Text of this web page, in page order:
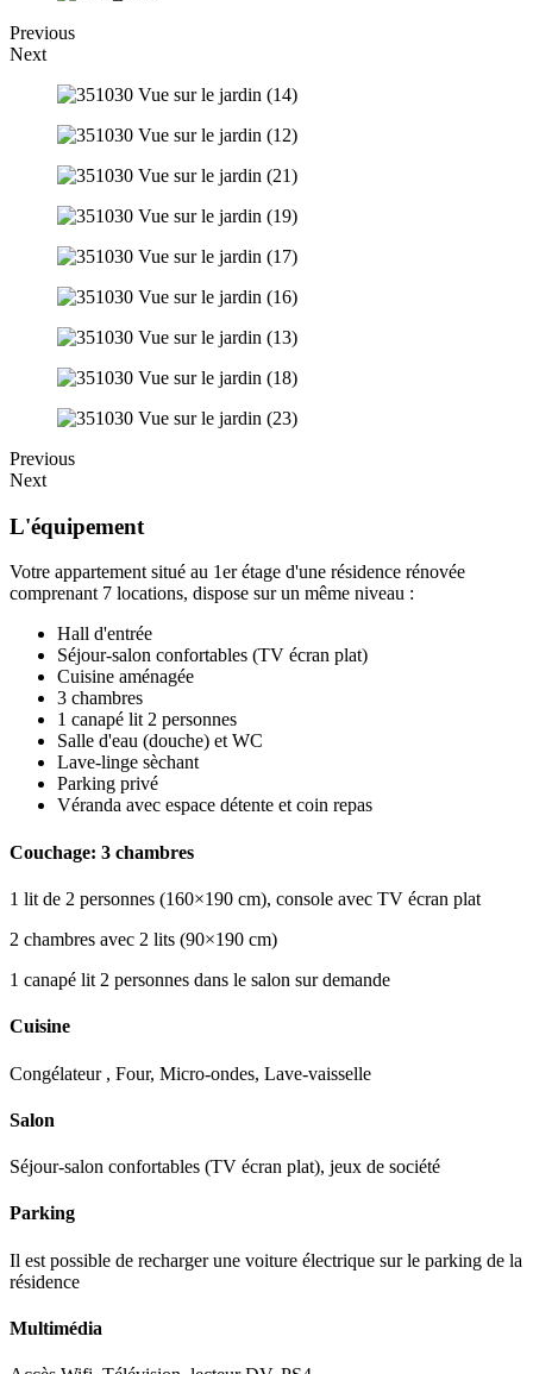
Previous
Next
Previous
Next
L'équipement
Votre appartement situé au 1er étage d'une résidence rénovée
comprenant 7 locations, dispose sur un même niveau :
Hall d'entrée
Séjour-salon confortables (TV écran plat)
Cuisine aménagée
3 chambres
1 canapé lit 2 personnes
Salle d'eau (douche) et WC
Lave-linge sèchant
Parking privé
Véranda avec espace détente et coin repas
Couchage: 3 chambres
1 lit de 2 personnes (160×190 cm), console avec TV écran plat
2 chambres avec 2 lits (90×190 cm)
1 canapé lit 2 personnes dans le salon sur demande
Cuisine
Congélateur , Four, Micro-ondes, Lave-vaisselle
Salon
Séjour-salon confortables (TV écran plat), jeux de société
Parking
Il est possible de recharger une voiture électrique sur le parking de la
résidence
Multimédia